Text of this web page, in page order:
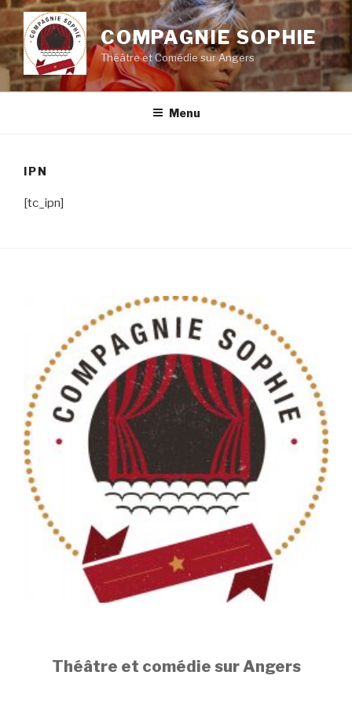
Aller
au
contenu
principal
COMPAGNIE SOPHIE
Théâtre et Comédie sur Angers
Menu
IPN
[tc_ipn]
Théâtre et comédie sur Angers